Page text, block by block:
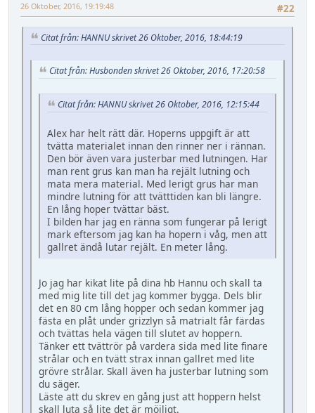
#22
26 Oktober, 2016, 19:19:48
Citat från: HANNU skrivet 26 Oktober, 2016, 18:44:19
Citat från: Husbonden skrivet 26 Oktober, 2016, 17:20:58
Citat från: HANNU skrivet 26 Oktober, 2016, 12:15:44
Alex har helt rätt där. Hoperns uppgift är att
tvätta materialet innan den rinner ner i rännan.
Den bör även vara justerbar med lutningen. Har
man rent grus kan man ha rejält lutning och
mata mera material. Med lerigt grus har man
mindre lutning för att tvätttiden kan bli längre.
En lång hoper tvättar bäst.
I bilden har jag en ränna som fungerar på lerigt
mark eftersom jag kan ha hopern i våg, men att
gallret ändå lutar rejält. En meter lång.
Jo jag har kikat lite på dina hb Hannu och skall ta
med mig lite till det jag kommer bygga. Dels blir
det en 80 cm lång hopper och sedan kommer jag
fästa en plåt under grizzlyn så matrialt får färdas
och tvättas hela vägen till slutet av hoppern.
Tänker ett tvättrör på vardera sida med lite finare
strålar och en tvätt strax innan gallret med lite
grövre strålar. Skall även ha justerbar lutning som
du säger.
Läste att du skrev en gång just att hoppern helst
skall luta så lite det är möjligt.